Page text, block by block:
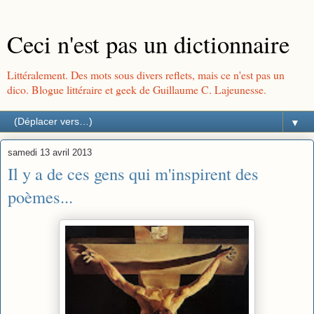
Ceci n'est pas un dictionnaire
Littéralement. Des mots sous divers reflets, mais ce n'est pas un
dico. Blogue littéraire et geek de Guillaume C. Lajeunesse.
▼
samedi 13 avril 2013
Il y a de ces gens qui m'inspirent des
poèmes...